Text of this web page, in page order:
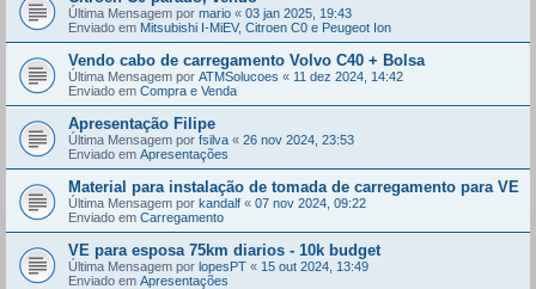
Última Mensagem por mario « 03 jan 2025, 19:43
Enviado em Mitsubishi I-MiEV, Citroen C0 e Peugeot Ion
Vendo cabo de carregamento Volvo C40 + Bolsa
Última Mensagem por ATMSolucoes « 11 dez 2024, 14:42
Enviado em Compra e Venda
Apresentação Filipe
Última Mensagem por fsilva « 26 nov 2024, 23:53
Enviado em Apresentações
Material para instalação de tomada de carregamento para VE
Última Mensagem por kandalf « 07 nov 2024, 09:22
Enviado em Carregamento
VE para esposa 75km diarios - 10k budget
Última Mensagem por lopesPT « 15 out 2024, 13:49
Enviado em Apresentações